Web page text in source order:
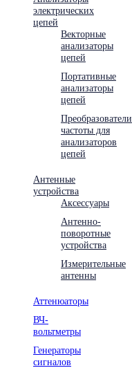
электрических
цепей
Векторные
анализаторы
цепей
Портативные
анализаторы
цепей
Преобразователи
частоты для
анализаторов
цепей
Антенные
устройства
Аксессуары
Антенно-
поворотные
устройства
Измерительные
антенны
Аттенюаторы
ВЧ-
вольтметры
Генераторы
сигналов